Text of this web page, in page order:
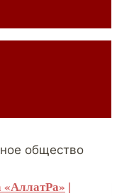
«АллатРа» |